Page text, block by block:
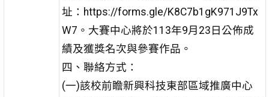
址：https://forms.gle/K8C7b1gK971J9Tx
W7。大賽中心將於113年9月23日公佈成
績及獲獎名次與參賽作品。
四、聯絡方式：
(一)該校前瞻新興科技東部區域推廣中心